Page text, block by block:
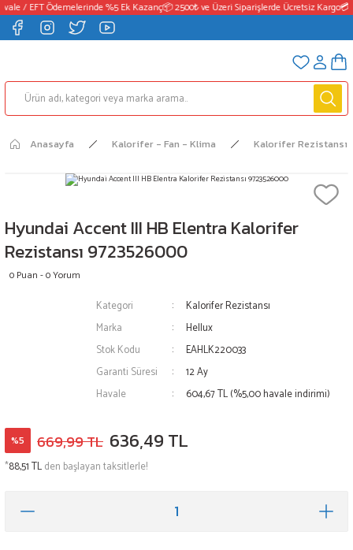
/ EFT Ödemelerinde %5 Ek Kazanç📦 2500₺ ve Üzeri Siparişlerde Ücretsiz Kargo💳
Anasayfa Kalorifer - Fan - Klima Kalorifer Rezistansı
Hyundai Accent III HB Elentra Kalorifer
Rezistansı 9723526000
0 Puan - 0 Yorum
Kategori
Kalorifer Rezistansı
Marka
Hellux
Stok Kodu
EAHLK220033
Garanti Süresi
12 Ay
Havale
604,67 TL (%5,00 havale indirimi)
%5 669,99 TL 636,49 TL
*88,51 TLden başlayan taksitlerle!